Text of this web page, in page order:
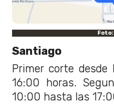
Foto:
Santiago
Primer corte
16:00 horas.
10:00 hasta las